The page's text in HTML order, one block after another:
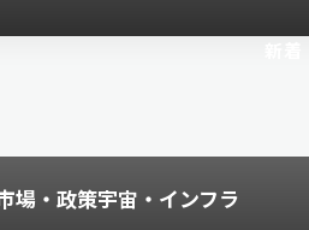
場・政策宇宙・インフラ